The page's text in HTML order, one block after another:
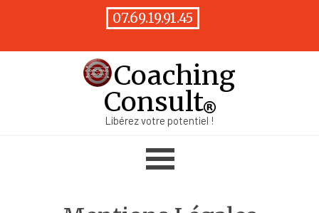
07.69.19.91.45
Coaching
Consult
Libérez votre potentiel !